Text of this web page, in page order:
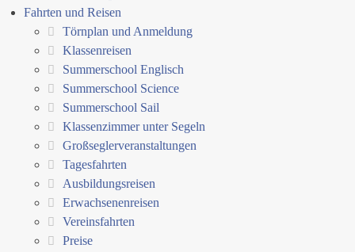
Fahrten und Reisen
Törnplan und Anmeldung
Klassenreisen
Summerschool Englisch
Summerschool Science
Summerschool Sail
Klassenzimmer unter Segeln
Großseglerveranstaltungen
Tagesfahrten
Ausbildungsreisen
Erwachsenenreisen
Vereinsfahrten
Preise